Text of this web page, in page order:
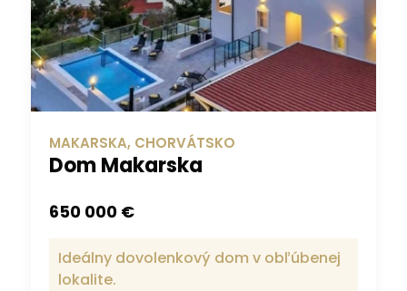
MAKARSKA, CHORVÁTSKO
Dom Makarska
650 000 €
Ideálny dovolenkový dom v obľúbenej
lokalite.